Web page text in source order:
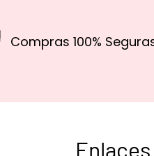
Compras 100%